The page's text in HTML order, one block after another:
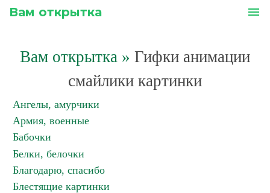
Вам открытка menu
Вам открытка » Гифки анимации
смайлики картинки
Ангелы, амурчики
Армия, военные
Бабочки
Белки, белочки
Благодарю, спасибо
Блестящие картинки